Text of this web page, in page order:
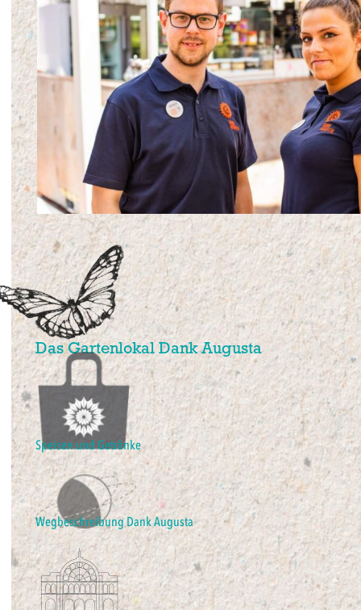
Das Gartenlokal Dank Augusta
Speisen und Getränke
Wegbeschreibung Dank Augusta